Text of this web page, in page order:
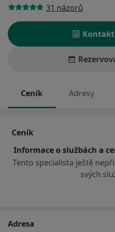
31 názorů
Ceník Adresy
Ceník
Informace o službách a
Tento specialista ještě
svých
Adresa